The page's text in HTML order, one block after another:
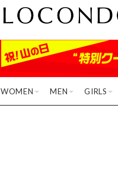
WOMEN MEN GIRLS